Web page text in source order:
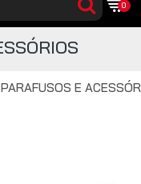
0
PARAFUSOS E